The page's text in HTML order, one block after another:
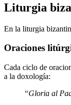
Liturgia
En la liturgia
Oraciones
Cada ciclo de
a la doxología:
“Gloria al